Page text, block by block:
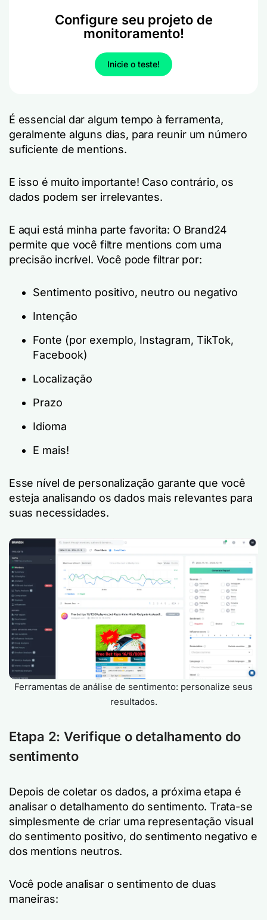
Configure seu projeto de
monitoramento!
Inicie o teste!
É essencial dar algum tempo à ferramenta,
geralmente alguns dias, para reunir um número
suficiente de mentions.
E isso é muito importante! Caso contrário, os
dados podem ser irrelevantes.
E aqui está minha parte favorita: O Brand24
permite que você filtre mentions com uma
precisão incrível. Você pode filtrar por:
Sentimento positivo, neutro ou negativo
Intenção
Fonte (por exemplo, Instagram, TikTok,
Facebook)
Localização
Prazo
Idioma
E mais!
Esse nível de personalização garante que você
esteja analisando os dados mais relevantes para
suas necessidades.
Ferramentas de análise de sentimento: personalize seus
resultados.
Etapa 2: Verifique o detalhamento do
sentimento
Depois de coletar os dados, a próxima etapa é
analisar o detalhamento do sentimento. Trata-se
simplesmente de criar uma representação visual
do sentimento positivo, do sentimento negativo e
dos mentions neutros.
Você pode analisar o sentimento de duas
maneiras: